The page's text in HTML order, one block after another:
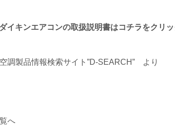
イキンエアコンの取扱説明書はコチラをクリ
調製品情報検索サイト”D-SEARCH” より
へ